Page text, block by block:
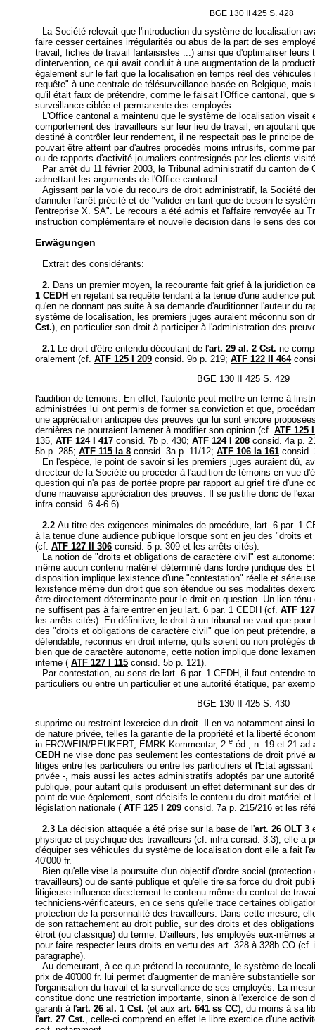
BGE 130 II 425 S. 428
La Société relevait que l'introduction du système de localisation
faire cesser certaines irrégularités ou abus de la part de ses
travail, fiches de travail fantaisistes ...) ainsi que d'optimaliser leurs
d'intervention, ce qui avait conduit à une augmentation de la
également sur le fait que la localisation en temps réel des
requête" à une centrale de télésurveillance basée en Belgique,
qu'il était faux de prétendre, comme le faisait l'Office cantonal, que
surveillance ciblée et permanente des employés.
L'Office cantonal a maintenu que le système de localisation visait
comportement des travailleurs sur leur lieu de travail, en ajoutant
destiné à contrôler leur rendement, il ne respectait pas le principe
pouvait être atteint par d'autres procédés moins intrusifs, comme
ou de rapports d'activité journaliers contresignés par les clients
Par arrêt du 11 février 2003, le Tribunal administratif du canton de
admettant les arguments de l'Office cantonal.
Agissant par la voie du recours de droit administratif, la Société
d'annuler l'arrêt précité et de "valider en tant que de besoin le
l'entreprise X. SA". Le recours a été admis et l'affaire renvoyée au
instruction complémentaire et nouvelle décision dans le sens des
Erwägungen
Extrait des considérants:
2. Dans un premier moyen, la recourante fait grief à la juridiction
1 CEDH en rejetant sa requête tendant à la tenue d'une audience
qu'en ne donnant pas suite à sa demande d'auditionner l'auteur du
système de localisation, les premiers juges auraient méconnu son
Cst.), en particulier son droit à participer à l'administration des
2.1 Le droit d'être entendu découlant de l'art. 29 al. 2 Cst. ne
oralement (cf. ATF 125 I 209 consid. 9b p. 219; ATF 122 II 464
BGE 130 II 425 S. 429
l'audition de témoins. En effet, l'autorité peut mettre un terme à
administrées lui ont permis de former sa conviction et que,
une appréciation anticipée des preuves qui lui sont encore
dernières ne pourraient lamener à modifier son opinion (cf. ATF 125
135, ATF 124 I 417 consid. 7b p. 430; ATF 124 I 208 consid. 4a p.
5b p. 285; ATF 115 Ia 8 consid. 3a p. 11/12; ATF 106 Ia 161 consid.
En l'espèce, le point de savoir si les premiers juges auraient dû,
directeur de la Société ou procéder à l'audition de témoins en vue
question qui n'a pas de portée propre par rapport au grief tiré d'une
d'une mauvaise appréciation des preuves. Il se justifie donc de
infra consid. 6.4-6.6).
2.2 Au titre des exigences minimales de procédure, lart. 6 par. 1
à la tenue d'une audience publique lorsque sont en jeu des "droits
(cf. ATF 127 II 306 consid. 5 p. 309 et les arrêts cités).
La notion de "droits et obligations de caractère civil" est
même aucun contenu matériel déterminé dans lordre juridique des
disposition implique lexistence d'une "contestation" réelle et
lexistence même dun droit que son étendue ou ses modalités
être directement déterminante pour le droit en question. Un lien
ne suffisent pas à faire entrer en jeu lart. 6 par. 1 CEDH (cf. ATF
les arrêts cités). En définitive, le droit à un tribunal ne vaut que
des "droits et obligations de caractère civil" que lon peut prétendre,
défendable, reconnus en droit interne, quils soient ou non protégés
bien que de caractère autonome, cette notion implique donc
interne ( ATF 127 I 115 consid. 5b p. 121).
Par contestation, au sens de lart. 6 par. 1 CEDH, il faut entendre
particuliers ou entre un particulier et une autorité étatique, par
BGE 130 II 425 S. 430
supprime ou restreint lexercice dun droit. Il en va notamment ainsi
de nature privée, telles la garantie de la propriété et la liberté
in FROWEIN/PEUKERT, EMRK-Kommentar, 2 e éd., n. 19 et 21 ad
CEDH ne vise donc pas seulement les contestations de droit privé
litiges entre les particuliers ou entre les particuliers et l'Etat
privée -, mais aussi les actes administratifs adoptés par une
publique, pour autant quils produisent un effet déterminant sur des
point de vue également, sont décisifs le contenu du droit matériel
législation nationale ( ATF 125 I 209 consid. 7a p. 215/216 et les
2.3 La décision attaquée a été prise sur la base de l'art. 26 OLT 3
physique et psychique des travailleurs (cf. infra consid. 3.3); elle a
d'équiper ses véhicules du système de localisation dont elle a fait
40'000 fr.
Bien qu'elle vise la poursuite d'un objectif d'ordre social
travailleurs) ou de santé publique et qu'elle tire sa force du droit
litigieuse influence directement le contenu même du contrat de
techniciens-vérificateurs, en ce sens qu'elle trace certaines
protection de la personnalité des travailleurs. Dans cette mesure,
de son rattachement au droit public, sur des droits et des
étroit (ou classique) du terme. D'ailleurs, les employés eux-mêmes
pour faire respecter leurs droits en vertu des art. 328 à 328b CO
paragraphe).
Au demeurant, à ce que prétend la recourante, le système de
prix de 40'000 fr. lui permet d'augmenter de manière substantielle
l'organisation du travail et la surveillance de ses employés. La
constitue donc une restriction importante, sinon à l'exercice de son
garanti à l'art. 26 al. 1 Cst. (et aux art. 641 ss CC), du moins à sa
l'art. 27 Cst., celle-ci comprend en effet le libre exercice d'une